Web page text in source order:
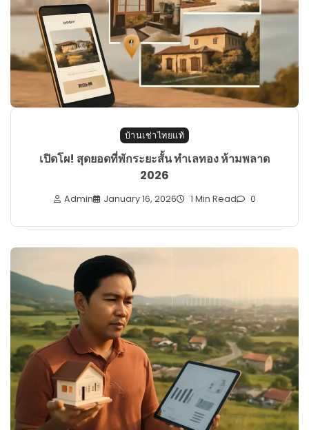
บ้านเช่าไทยแท้
เปิดโผ! สุดยอดที่พักระยะสั้น ทำเลทอง ห้ามพลาด
2026
Admin January 16, 2026 1 Min Read 0